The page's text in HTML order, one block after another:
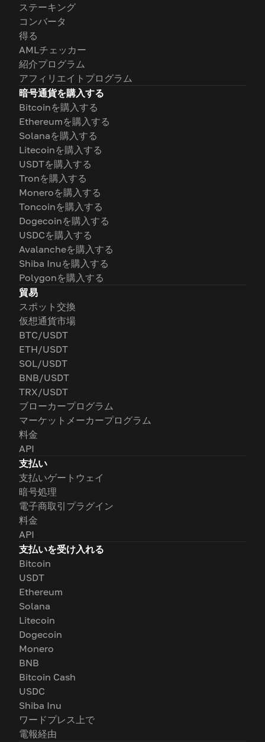
ステーキング
コンバータ
得る
AMLチェッカー
紹介プログラム
アフィリエイトプログラム
暗号通貨を購入する
Bitcoinを購入する
Ethereumを購入する
Solanaを購入する
Litecoinを購入する
USDTを購入する
Tronを購入する
Moneroを購入する
Toncoinを購入する
Dogecoinを購入する
USDCを購入する
Avalancheを購入する
Shiba Inuを購入する
Polygonを購入する
貿易
スポット交換
仮想通貨市場
BTC/USDT
ETH/USDT
SOL/USDT
BNB/USDT
TRX/USDT
ブローカープログラム
マーケットメーカープログラム
料金
API
支払い
支払いゲートウェイ
暗号処理
電子商取引プラグイン
料金
API
支払いを受け入れる
Bitcoin
USDT
Ethereum
Solana
Litecoin
Dogecoin
Monero
BNB
Bitcoin Cash
USDC
Shiba Inu
ワードプレス上で
電報経由